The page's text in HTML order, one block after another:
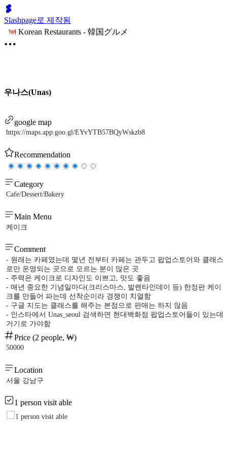
Slashpage로 제작됨
Korean Restaurants - 韓国グルメ
우나스(Unas)
google map
https://maps.app.goo.gl/EYvYTB57BQyWskzb8
Recommendation
Category
Cafe/Dessert/Bakery
Main Menu
케이크
Comment
- 원래는 카페였는데 몇년 전부터 카페는 관두고 팝업스토어와 클래스
로만 운영되는 곳으로 모르는 분이 많은 곳
- 주력은 케이크로 디자인도 이쁘고, 맛도 좋음
- 매년 중요한 기념일마다(크리스마스, 발렌타인데이 등) 한정판 케이
크를 만들어 파는데 선착순이라 경쟁이 치열함
- 구글 지도는 클래스를 해주는 본점으로 판매는 하지 않음
- 인스타에서 Unas_seoul 검색하면 현대백화점 팝업스토어들이 있는데
거기로 가야함
Price (2 people, ₩)
50000
Location
서울 강남구
1 person visit able
1 person visit able